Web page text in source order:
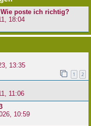
poste ich richtig?
18:04
13:35
1 2
11:06
10:59